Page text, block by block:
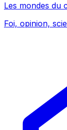
Les mondes du
Foi, opinion,